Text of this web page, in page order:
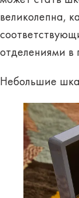
великолепна,
отделениями в
Небольшие